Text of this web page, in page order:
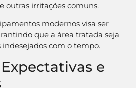
outras irritações comuns.
modernos visa ser
que a área tratada seja
indesejados com o tempo.
e